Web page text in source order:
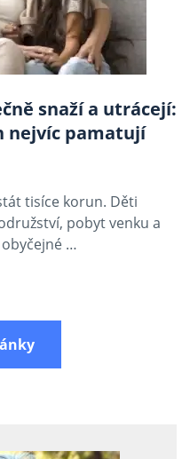
snaží a utrácejí:
nejvíc pamatují
tisíce korun. Děti
pobyt venku a
…